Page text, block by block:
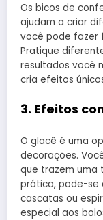
Os bicos de
ajudam a criar
você pode fazer
Pratique
resultados você
cria efeitos
3. Efeitos
O glacê é uma
decorações.
que trazem uma
prática, pode-se
cascatas ou
especial aos